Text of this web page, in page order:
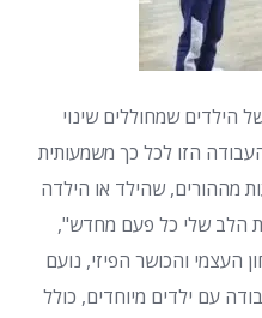
הילדים שמחוללים שינוי
הזו לכל כך משמעותית
מההורים, שהילד או הילדה
הלב שלי כל פעם מחדש",
העצמי והכושר הפיזי, נועם
עם ילדים מיוחדים, כולל